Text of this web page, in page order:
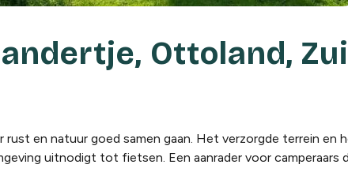
Ottoland,
rust en natuur goed samen gaan. Het verzorgde terrein en
uitnodigt tot fietsen. Een aanrader voor camperaars